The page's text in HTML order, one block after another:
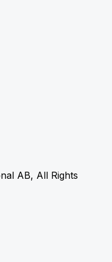
AB, All Rights